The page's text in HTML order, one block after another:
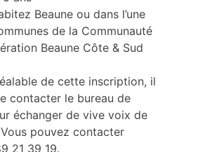
Beaune ou dans l’une
de la Communauté
Beaune Côte & Sud
de cette inscription, il
contacter le bureau de
échanger de vive voix de
pouvez contacter
21 39 19.